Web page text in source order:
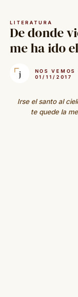
contenido
LITERATURA
De donde
me ha ido
NOS VEMOS
01/11/2017
Irse el santo al
te quede la